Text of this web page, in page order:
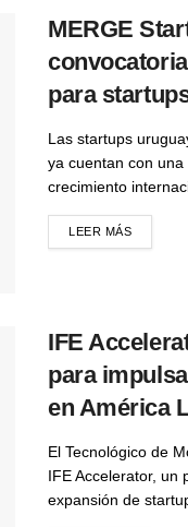
MERGE
para
Las startups
ya cuentan con
crecimiento
LEER MÁS
IFE
para
en América
El Tecnológico de
IFE Accelerator, un
expansión de